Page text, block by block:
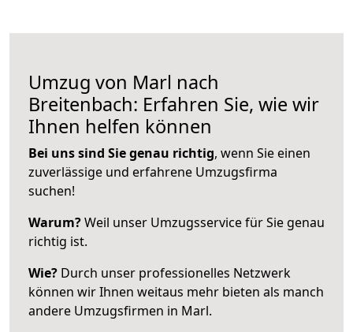
Umzug von Marl nach
Breitenbach: Erfahren Sie, wie wir
Ihnen helfen können
Bei uns sind Sie genau richtig, wenn Sie einen
zuverlässige und erfahrene Umzugsfirma
suchen!
Warum?Weil unser Umzugsservice für Sie genau
richtig ist.
Wie? Durch unser professionelles Netzwerk
können wir Ihnen weitaus mehr bieten als manch
andere Umzugsfirmen in Marl.